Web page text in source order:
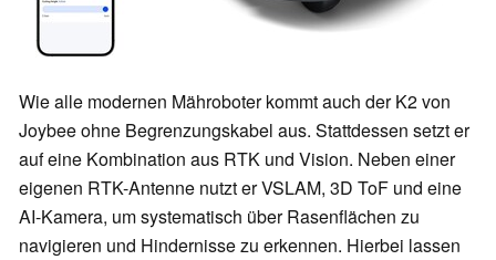
Wie alle modernen Mähroboter kommt auch der K2 von
Joybee ohne Begrenzungskabel aus. Stattdessen setzt er
auf eine Kombination aus RTK und Vision. Neben einer
eigenen RTK-Antenne nutzt er VSLAM, 3D ToF und eine
AI-Kamera, um systematisch über Rasenflächen zu
navigieren und Hindernisse zu erkennen. Hierbei lassen